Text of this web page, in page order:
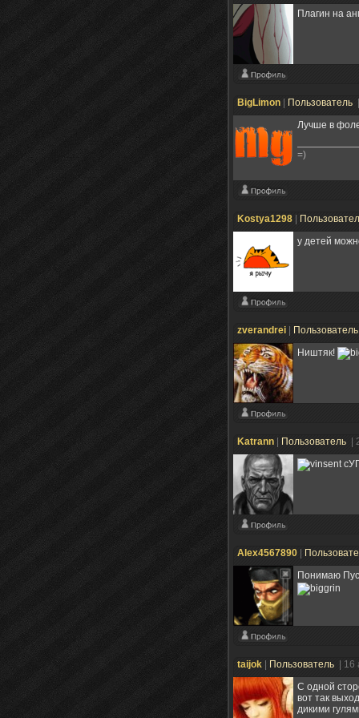
Плагин на
BigLimon Пользователь
Лучше в
=)
Kostya1298
у детей
zverandrei
Ништяк!
Katrann Пользователь |
Alex4567890
Понимаю
taijok Пользователь
|
С одной
вот так
дикими